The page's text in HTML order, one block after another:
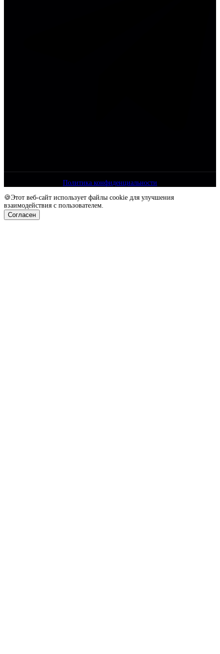
Политика конфиденциальности
🍪Этот веб-сайт использует файлы cookie для улучшения
взаимодействия с пользователем.
Согласен